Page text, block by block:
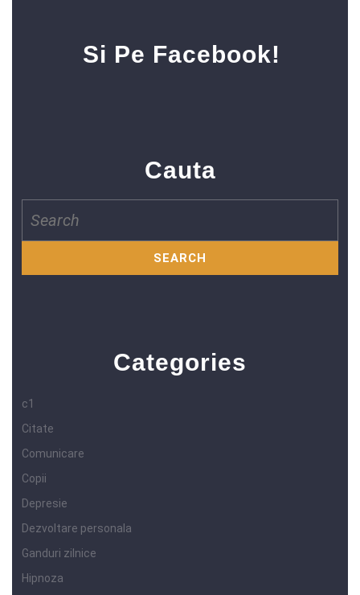
Si Pe Facebook!
Cauta
for:
Categories
c1
Citate
Comunicare
Copii
Depresie
Dezvoltare personala
Ganduri zilnice
Hipnoza